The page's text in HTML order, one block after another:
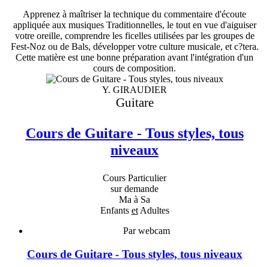
Apprenez à maîtriser la technique du commentaire d'écoute
appliquée aux musiques Traditionnelles, le tout en vue d'aiguiser
votre oreille, comprendre les ficelles utilisées par les groupes de
Fest-Noz ou de Bals, développer votre culture musicale, et c?tera.
Cette matière est une bonne préparation avant l'intégration d'un
cours de composition.
Y. GIRAUDIER
Guitare
Cours de Guitare - Tous styles, tous
niveaux
Cours Particulier
sur demande
Ma à Sa
Enfants etAdultes
Par webcam
Cours de Guitare - Tous styles, tous niveaux